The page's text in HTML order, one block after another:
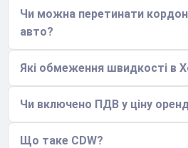
Чи можна перетинати
авто?
Які обмеження швидкості в
Чи включено ПДВ у ціну
Що таке CDW?